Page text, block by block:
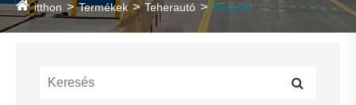
itthon Termékek Teherautó Dömper